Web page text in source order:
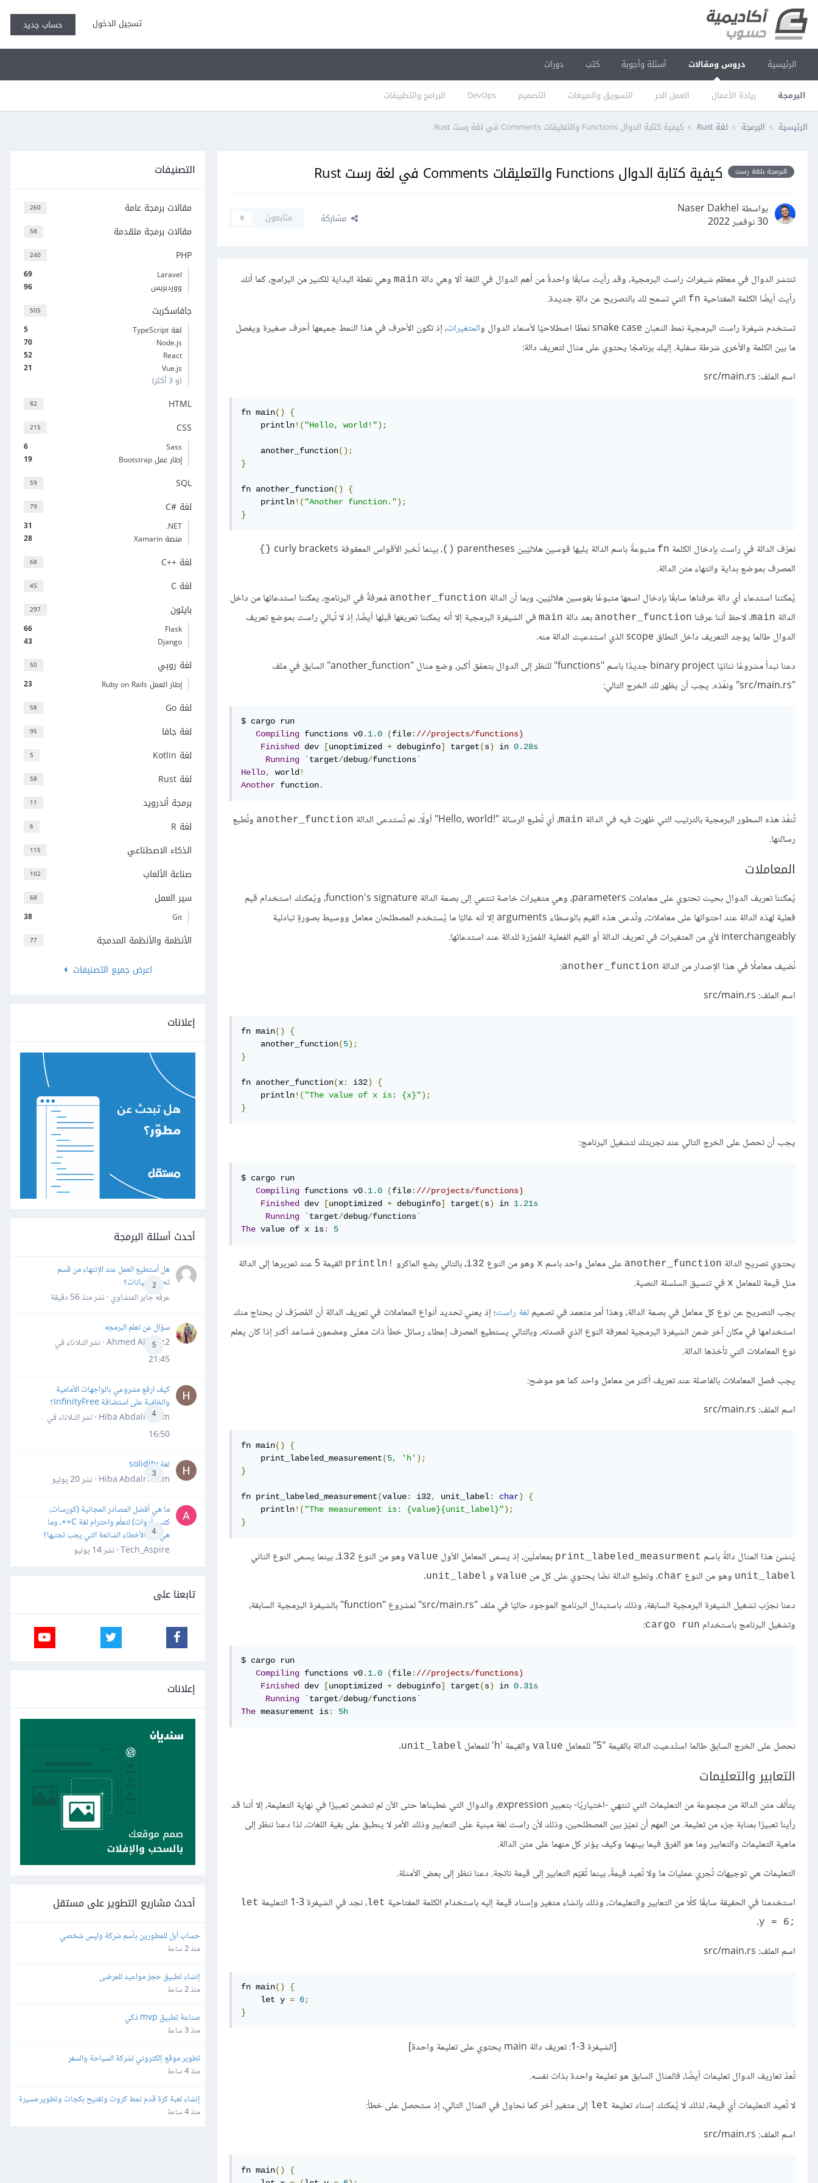
تسجيل الدخول حساب جديد
الرئيسية دروس ومقالات
البرمجة ريادة الأعمال العمل الحر التسويق والمبيعات التصميم DevOps البرامج والتطبيقات
أسئلة وأجوبة كتب دورات
الرئيسية البرمجة لغة Rust كيفية كتابة الدوال Functions والتعليقات Comments في لغة رست Rust
البرمجة بلغة رست كيفية كتابة الدوال Functions والتعليقات Comments في لغة رست Rust
بواسطة Naser Dakhel
30 نوفمبر 2022
مشاركة متابعون 0
تنتشر الدوال في معظم شيفرات راست البرمجية، وقد رأيت سابقًا واحدةً من أهم الدوال في اللغة ألا وهي دالة main وهي نقطة البداية للكثير من البرامج، كما أنك
رأيت أيضًا الكلمة المفتاحية fn التي تسمح لك بالتصريح عن دالةٍ جديدة.
تستخدم شيفرة راست البرمجية نمط الثعبان snake case نمطًا اصطلاحيًا لأسماء الدوال و
المتغيرات، إذ تكون الأحرف في هذا النمط جميعها أحرف صغيرة ويفصل
ما بين الكلمة والأخرى شرطة سفلية. إليك برنامجًا يحتوي على مثال لتعريف دالة:
اسم الملف: src/main.rs
fn main()
{
    println
!( "Hello, world!");
    another_function
();
}
fn another_function()
{
    println
!( "Another function.");
}
نعرّف الدالة في راست بإدخال الكلمة fn متبوعةً باسم الدالة يليها قوسين هلاليّين parentheses ()، بينما تُخبر الأقواس المعقوفة curly brackets {}
المصرف بموضع بداية وانتهاء متن الدالة.
يُمكننا استدعاء أي دالة عرفناها سابقًا بإدخال اسمها متبوعًا بقوسين هلاليّين، وبما أن الدالة another_function مُعرفةٌ في البرنامج، يمكننا استدعائها من داخل
الدالة main. لاحظ أننا عرفنا another_function بعد دالة main في الشيفرة البرمجية إلا أنه يمكننا تعريفها قبلها أيضًا، إذ لا تُبالي راست بموضع تعريف
الدوال طالما يوجد التعريف داخل النطاق scope الذي استدعيت الدالة منه.
دعنا نبدأ مشروعًا ثنائيًا binary project جديدًا باسم "functions" للنظر إلى الدوال بتعمّق أكبر، وضع مثال "another_function" السابق في ملف
"src/main.rs" ونفّذه. يجب أن يظهر لك الخرج التالي:
$ cargo run
Compiling functions v0. 1.0 (file: ///projects/functions)
Finished
dev [unoptimized + debuginfo] target(s) in 0.28s
Running
`target/debug/functions`
Hello, world !
Another function.
تُنفّذ هذه السطور البرمجية بالترتيب التي ظهرت فيه في الدالة main، أي تُطبع الرسالة "Hello, world!‎" أولًا، ثم تُستدعى الدالة another_function وتُطبع
رسالتها.
المعاملات
يُمكننا تعريف الدوال بحيث تحتوي على معاملات parameters، وهي متغيرات خاصة تنتمي إلى بصمة الدالة function's signature، ويُمكنك استخدام قيم
فعلية لهذه الدالة عند احتوائها على معاملات، وتُدعى هذه القيم بالوسطاء arguments إلا أنه غالبًا ما يُستخدم المصطلحان معامل ووسيط بصورةٍ تبادلية
interchangeably لأي من المتغيرات في تعريف الدالة أو القيم الفعلية المُمرّرة للدالة عند استدعائها.
نُضيف معاملًا في هذا الإصدار من الدالة another_function
:
اسم الملف: src/main.rs
fn main()
{
    another_function
(5);
}
fn another_function(x: i32)
{
    println
!( "The value of x is: {x}");
}
يجب أن تحصل على الخرج التالي عند تجربتك لتشغيل البرنامج:
$ cargo run
Compiling functions v0. 1.0 (file: ///projects/functions)
Finished
dev [unoptimized + debuginfo] target(s) in 1.21s
Running
`target/debug/functions`
The value of x is: 5
يحتوي تصريح الدالة another_function على معامل واحد باسم x وهو من النوع i32، بالتالي يضع الماكرو ‏ !println
القيمة 5 عند تمريرها إلى الدالة
مثل قيمة للمعامل x في تنسيق السلسلة النصية.
يجب التصريح عن نوع كل معامل في بصمة الدالة، وهذا أمر متعمد في تصميملغة راست؛ إذ يعني تحديد أنواع المعاملات في تعريف الدالة أن المُصرّف لن يحتاج منك
استخدامها في مكان آخر ضمن الشيفرة البرمجية لمعرفة النوع الذي قصدته، وبالتالي يستطيع المصرف إعطاء رسائل خطأ ذات معنًى ومضمون مُساعد أكثر إذا كان يعلم
نوع المعاملات التي تأخذها الدالة.
يجب فصل المعاملات بالفاصلة عند تعريف أكثر من معامل واحد كما هو موضح:
اسم الملف: src/main.rs
fn main()
{
    print_labeled_measurement
(5, 'h' );
}
fn print_labeled_measurement(value: i32, unit_label: char)
{
    println
!( "The measurement is: {value}{unit_label}");
}
يُنشئ هذا المثال دالةً باسم print_labeled_measurment بمعاملَين، إذ يسمى المعامل الأول value وهو من النوع i32، بينما يسمى النوع الثاني
unit_label وهو من النوع char، وتطبع الدالة نصًّا يحتوي على كل من value و unit_label
.
دعنا نجرّب تشغيل الشيفرة البرمجية السابقة، وذلك باستبدال البرنامج الموجود حاليًا في ملف "src/main.rs" لمشروع "function" بالشيفرة البرمجية السابقة،
وتشغيل البرنامج باستخدام cargo run
:
$ cargo run
Compiling functions v0. 1.0 (file: ///projects/functions)
Finished
dev [unoptimized + debuginfo] target(s) in 0.31s
Running
`target/debug/functions`
The measurement is: 5h
نحصل على الخرج السابق طالما استُدعيت الدالة بالقيمة "5" للمعامل value والقيمة 'h' للمعامل unit_label
.
التعابير والتعليمات
يتألف متن الدالة من مجموعة من التعليمات التي تنتهي -اختياريًا- بتعبير expression، والدوال التي غطيناها حتى الآن لم تتضمن تعبيرًا في نهاية التعليمة، إلا أننا قد
رأينا تعبيرًا بمثابة جزء من تعليمة. من المهم أن نميّز بين المصطلحين، وذلك لأن راست لغة مبنية على التعابير وذلك الأمر لا ينطبق على بقية اللغات، لذا دعنا ننظر إلى
ماهية التعليمات والتعابير وما هو الفرق فيما بينهما وكيف يؤثر كل منهما على متن الدالة.
التعليمات هي توجيهات تُجري عمليات ما ولا تُعيد قيمةً، بينما تُقيّم التعابير إلى قيمة ناتجة. دعنا ننظر إلى بعض الأمثلة.
استخدمنا في الحقيقة سابقًا كلًا من التعابير والتعليمات، وذلك بإنشاء متغير وإسناد قيمة إليه باستخدام الكلمة المفتاحية let، نجد في الشيفرة 3-1 التعليمة
let
y = 6;‎
.
اسم الملف: src/main.rs
fn main()
{
    let y
= 6;
}
[الشيفرة 3-1: تعريف دالة main يحتوي على تعليمة واحدة]
تُعدّ تعاريف الدوال تعليمات أيضًا، فالمثال السابق هو تعليمة واحدة بذات نفسه.
لا تُعيد التعليمات أي قيمة، لذلك لا يُمكنك إسناد تعليمة let إلى متغير آخر كما نحاول في المثال التالي، إذ ستحصل على خطأ:
اسم الملف: src/main.rs
fn main()
{
التصنيفات
260 مقالات برمجة عامة
58 مقالات برمجة متقدمة
240 PHP
69
Laravel
96
ووردبريس
505 جافاسكربت
5
لغة TypeScript
70
Node.js
52
React
21
Vue.js
(و 3 أكثر)
82 HTML
215 CSS
6
Sass
19
إطار عمل Bootstrap
59 SQL
79 لغة C#‎
31
‎.NET
28
منصة Xamarin
68 لغة C++‎
45 لغة C
297 بايثون
66
Flask
43
Django
50 لغة روبي
23 إطار العمل Ruby on Rails
58 لغة Go
95 لغة جافا
5 لغة Kotlin
58 لغة Rust
11 برمجة أندرويد
6 لغة R
115 الذكاء الاصطناعي
102 صناعة الألعاب
68 سير العمل
38 Git
77
الأنظمة والأنظمة المدمجة
اعرض جميع التصنيفات
إعلانات
أحدث أسئلة البرمجة
2
هل أستطيع العمل عند الإنتهاء من قسم
تحليل البيانات؟
عرفه جابر المنشاوي · نشرمنذ 56 دقيقة
5
سؤال عن تعلم البرمجه
Ahmed Alhafiz2 · نشر
الثلاثاء في
21:45
4
كيف ارفع مشروعي بالواجهات الأمامية
والخلفية على استضافة InfinityFree؟
Hiba Abdalrheem · نشر
الثلاثاء في
16:50
3
لغة solidity
Hiba Abdalrheem · نشر
20 يوليو
4
ما هي أفضل المصادر المجانية (كورسات،
كتب، أدوات) لتعلّم واحترام لغة C++، وما
هي أهم الأخطاء الشائعة التي يجب تجنبها؟
Tech_Aspire · نشر
14 يوليو
تابعنا على
إعلانات
أحدث مشاريع التطوير على مستقل
حساب أبل للمطورين بأسم شركة وليس شخصي
منذ 2 ساعة
إنشاء تطبيق حجز مواعيد للمرضى
منذ 2 ساعة
صناعة تطبيق mvp ذكي
منذ 3 ساعة
تطوير موقع إلكتروني لشركة السياحة والسفر
منذ 4 ساعة
لاعب للهواتف
منذ 4 ساعة